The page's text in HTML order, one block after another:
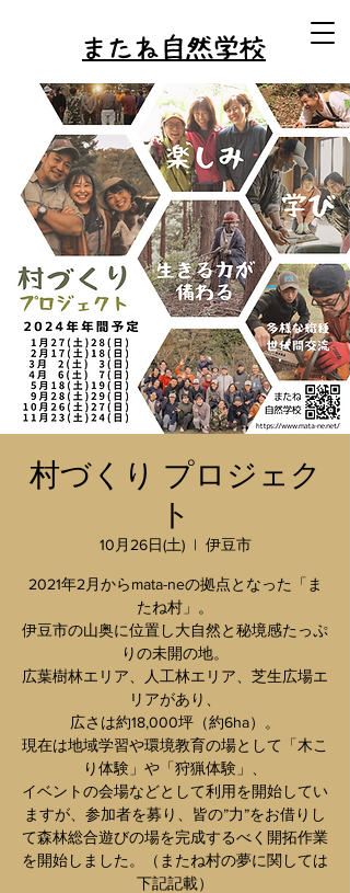
またね自然学校
村づくり プロジェク
ト
10月26日(土)
  |
伊豆市
2021年2月からmata-neの拠点となった「ま
たね村」。
伊豆市の山奥に位置し大自然と秘境感たっぷ
りの未開の地。
広葉樹林エリア、人工林エリア、芝生広場エ
リアがあり、
広さは約18,000坪（約6ha）。
現在は地域学習や環境教育の場として「木こ
り体験」や「狩猟体験」、
イベントの会場などとして利用を開始してい
ますが、参加者を募り、皆の”力”をお借りし
て森林総合遊びの場を完成するべく開拓作業
を開始しました。（またね村の夢に関しては
下記記載）